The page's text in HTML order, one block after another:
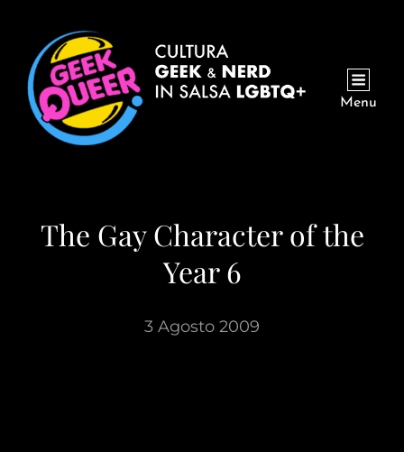
Menu
The Gay Character of the
Year 6
3 Agosto 2009